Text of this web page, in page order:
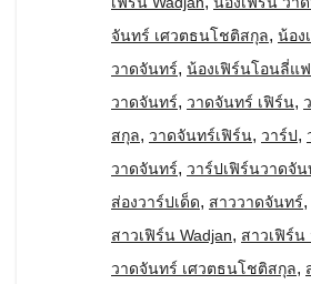
จันทร์ เศวตธนโชติสกุล, น้อง
วาดจันทร์, น้องเฟิร์นโอนลี่แ
วาดจันทร์, วาดจันทร์ เฟิร์น,
สกุล, วาดจันทร์เฟิร์น, วาร์ป,
วาดจันทร์, วาร์ปเฟิร์นวาดจัน
ส่องวาร์ปเด็ด, สาววาดจันทร์,
สาวเฟิร์น Wadjan, สาวเฟิร์น
วาดจันทร์ เศวตธนโชติสกุล,